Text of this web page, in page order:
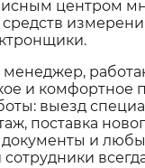
центром
средств
и комфортное
выезд
поставка
и